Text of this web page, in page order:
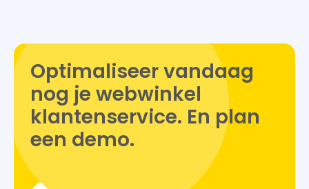
Optimaliseer vandaag
nog je webwinkel
klantenservice. En plan
een demo.